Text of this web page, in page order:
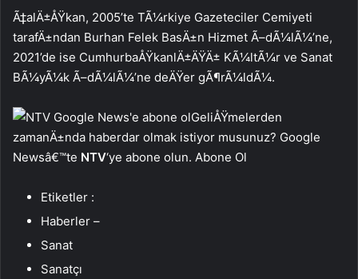
Ã‡alÄ±ÅŸkan, 2005’te TÃ¼rkiye Gazeteciler Cemiyeti
tarafÄ±ndan Burhan Felek BasÄ±n Hizmet Ã–dÃ¼lÃ¼’ne,
2021’de ise CumhurbaÅŸkanlÄ±ÄŸÄ± KÃ¼ltÃ¼r ve Sanat
BÃ¼yÃ¼k Ã–dÃ¼lÃ¼’ne deÄŸer gÃ¶rÃ¼ldÃ¼.
GeliÅŸmelerden
zamanÄ±nda haberdar olmak istiyor musunuz? Google
Newsâ€™te NTV‘ye abone olun. Abone Ol
Etiketler :
Haberler –
Sanat
Sanatçı